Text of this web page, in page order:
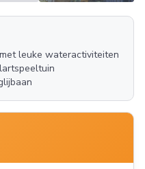
FOTO'S
leuke wateractiviteiten